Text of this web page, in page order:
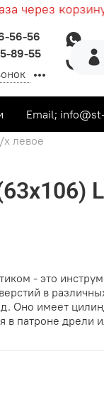
через корзину.
56-56
89-55
Email;
левое
- это
в
Оно имеет
в патроне дрели